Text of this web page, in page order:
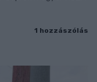
1 hozzászólás